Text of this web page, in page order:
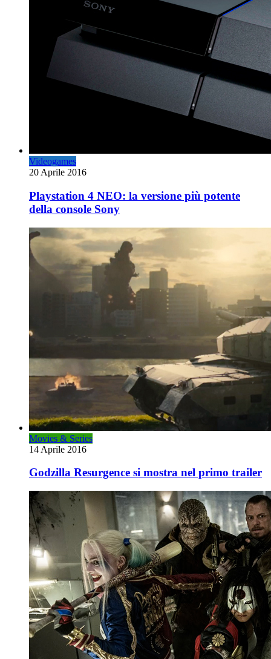
Videogames
20 Aprile 2016
Playstation 4 NEO: la versione più potente
della console Sony
Movies & Series
14 Aprile 2016
Godzilla Resurgence si mostra nel primo trailer